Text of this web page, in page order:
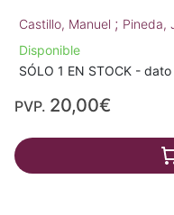
Castillo, Manuel ; Pineda,
Disponible
SÓLO 1 EN STOCK -
PVP. 20,00€